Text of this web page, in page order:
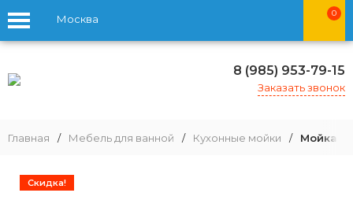
Москва 0
8 (985) 953-79-15
Заказать звонок
Главная / Мебель для ванной / Кухонные мойки / Мойка
Скидка!